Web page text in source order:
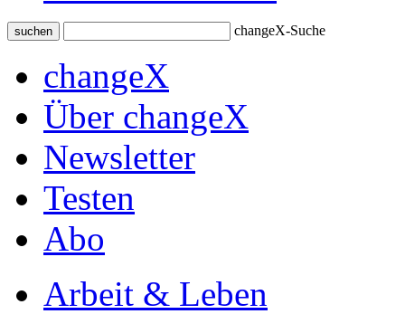
suchen changeX-Suche
changeX
Über changeX
Newsletter
Testen
Abo
Arbeit & Leben